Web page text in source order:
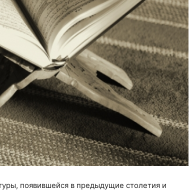
появившейся в предыдущие столетия и